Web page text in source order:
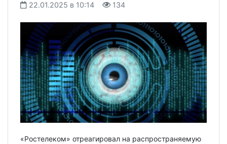
22.01.2025 в 10:14 134
«Ростелеком» отреагировал на распространяемую